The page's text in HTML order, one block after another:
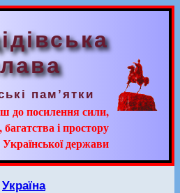
пам’ятки
до посилення сили,
і простору
Української держави
Україна